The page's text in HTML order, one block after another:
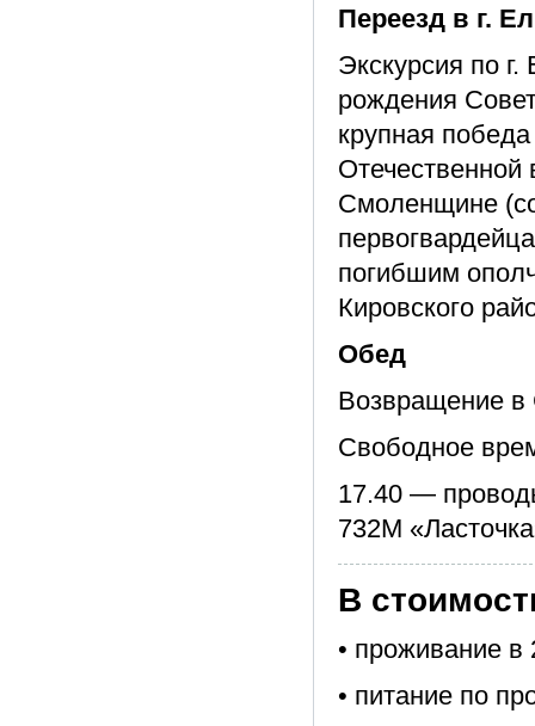
Переезд в г.
Экскурсия по
рождения
крупная
Отечественной
Смоленщине
погибшим
Кировского
Обед
Возвращение в
Свободное
17.40 —
732М
В
• проживание
• питание по